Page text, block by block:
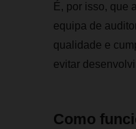
É, por isso, que
equipa de
qualidade e
evitar
Como